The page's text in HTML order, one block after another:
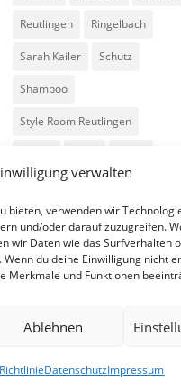
verwalten
bieten, verwenden wir
und/oder darauf zuzugreifen.
wir Daten wie das Surfverhalten
du deine Einwilligung nicht
Merkmale und Funktionen
Ablehnen
DatenschutzImpressum
Reutlingen Ringelbach
Sarah Kailer Schutz
Shampoo
Style Room Reutlingen
Trends
fain g